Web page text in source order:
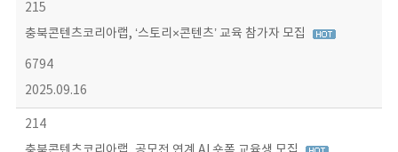
215
충북콘텐츠코리아랩, ‘스토리×콘텐츠’ 교육 참가자 모집
6794
2025.09.16
214